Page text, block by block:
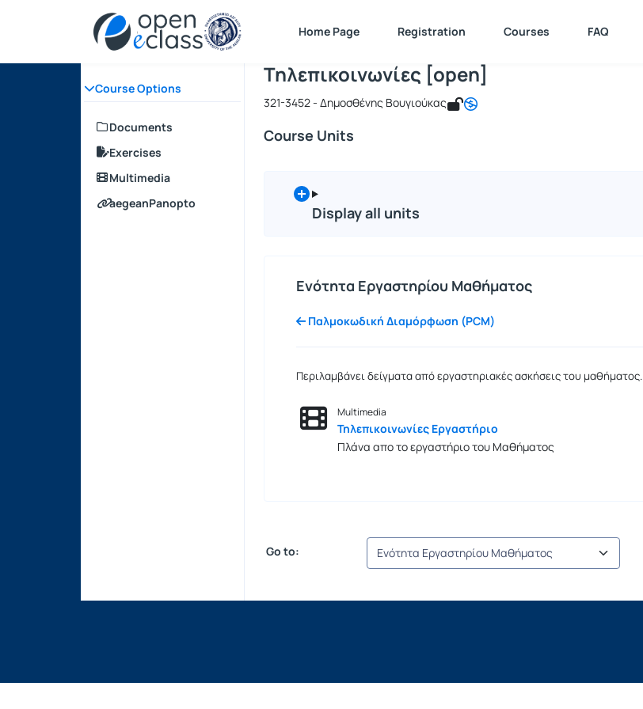
Home Page Registration Courses FAQ
Course Options
Documents
Exercises
Multimedia
aegeanPanopto
Αρχική Σελίδα Τηλεπικοινωνίες [open] Course Units
Course : Τηλεπικοινωνίες [open]
Course code : ICSD126
Τηλεπικοινωνίες [open]
321-3452 - Δημοσθένης Βουγιούκας
Course Units
Display all units
Ενότητα Εργαστηρίου Μαθήματος
Παλμοκωδική Διαμόρφωση (PCM)
Περιλαμβάνει δείγματα από εργαστηριακές ασκήσεις του μαθήματος.
Multimedia
Τηλεπικοινωνίες Εργαστήριο
Πλάνα απο το εργαστήριο του Μαθήματος
Go to: